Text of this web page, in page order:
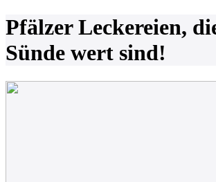
Pfälzer Leckereien,
Sünde wert sind!